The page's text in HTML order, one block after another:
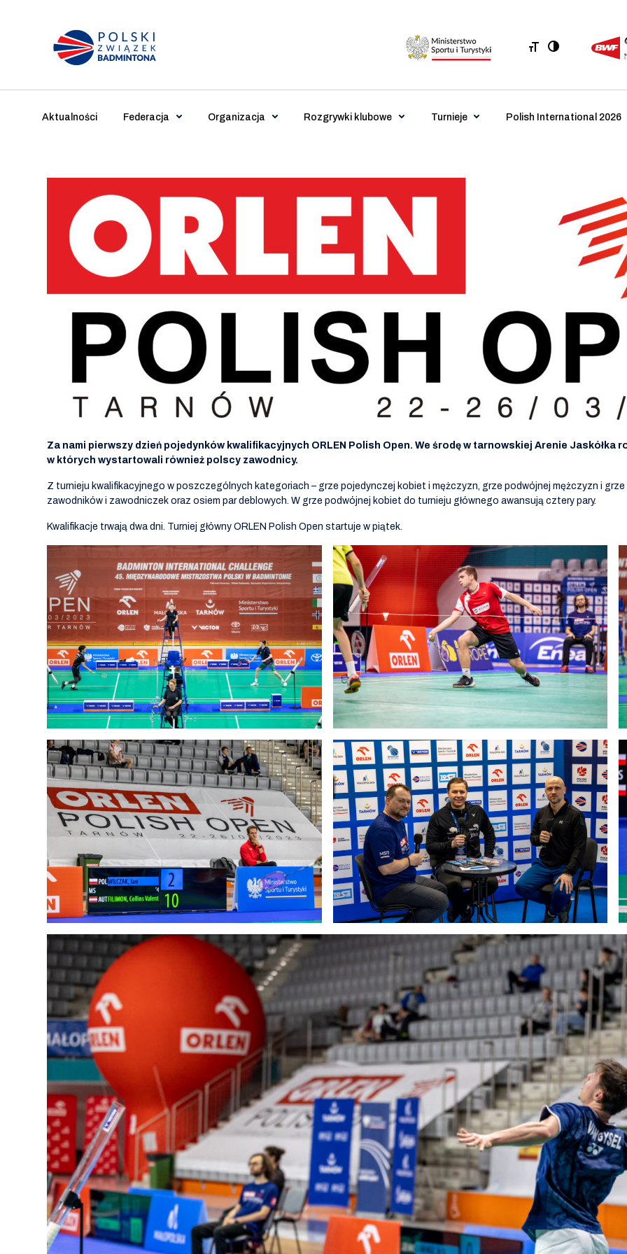
Main Navigation
Aktualności Federacja Organizacja Rozgrywki klubowe Turnieje Polish International 2026
Za nami pierwszy dzień pojedynków kwalifikacyjnych ORLEN Polish Open. We środę w tarnowskiej Arenie
w których wystartowali również polscy zawodnicy.
Z turnieju kwalifikacyjnego w poszczególnych kategoriach – grze pojedynczej kobiet i mężczyzn, grze podwójnej mężczyzn i
zawodników i zawodniczek oraz osiem par deblowych. W grze podwójnej kobiet do turnieju głównego awansują cztery pary.
Kwalifikacje trwają dwa dni. Turniej główny ORLEN Polish Open startuje w piątek.